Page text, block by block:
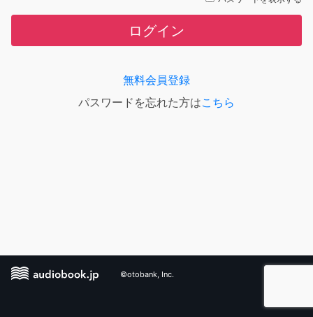
ログイン
無料会員登録
パスワードを忘れた方はこちら
©otobank, Inc.